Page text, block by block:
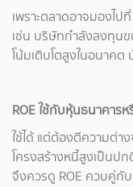
เพราะตลาดอาจมองไ
เช่น บริษัทกำลังลงทุนข
โน้มเติบโตสูงในอนาค
ROEใช้กับหุ้นธนาคารห
ใช้ได้ แต่ต้องตีความต่า
โครงสร้างหนี้สูงเป็นป
จึงควรดู ROE ควบคู่กับ